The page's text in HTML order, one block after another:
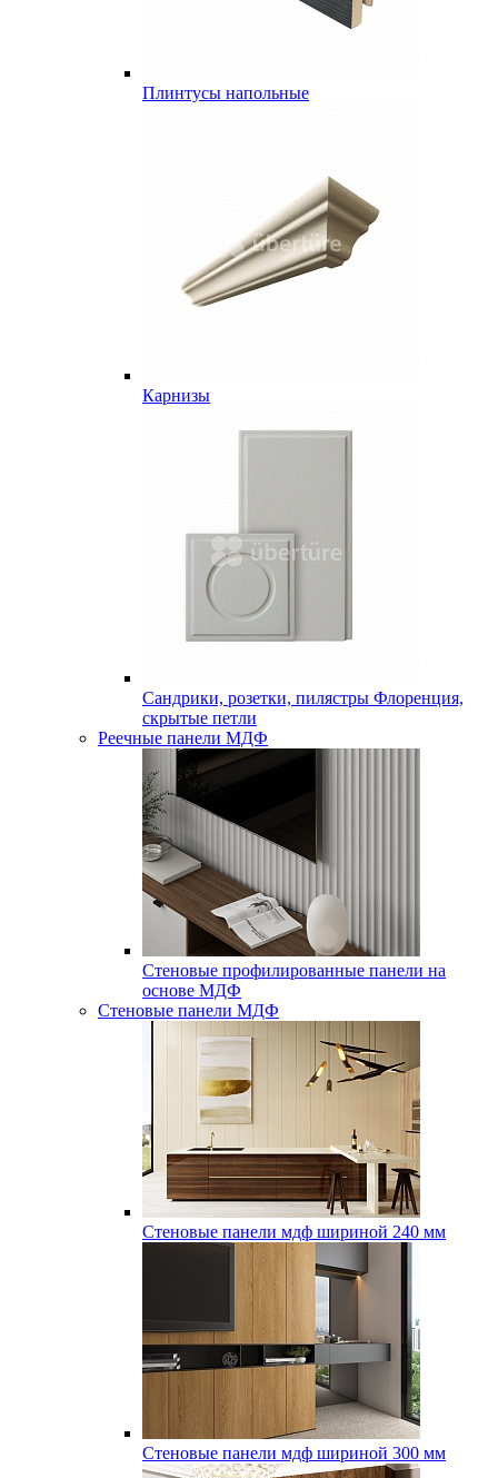
Плинтусы напольные
Карнизы
Сандрики, розетки, пилястры Флоренция,
скрытые петли
Реечные панели МДФ
Стеновые профилированные панели на
основе МДФ
Стеновые панели МДФ
Стеновые панели мдф шириной 240 мм
Стеновые панели мдф шириной 300 мм